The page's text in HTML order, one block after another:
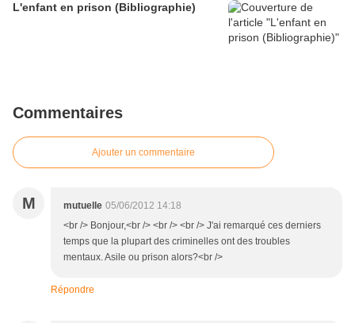
L'enfant en prison (Bibliographie)
Commentaires
Ajouter un commentaire
M mutuelle 05/06/2012 14:18
<br /> Bonjour,<br /> <br /> <br /> J'ai remarqué ces derniers
temps que la plupart des criminelles ont des troubles
mentaux. Asile ou prison alors?<br />
Répondre